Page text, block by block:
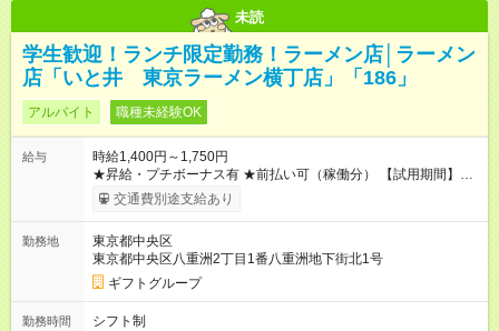
未読
学生歓迎！ランチ限定勤務！ラーメン店│ラーメン
店「いと井 東京ラーメン横丁店」「186」
アルバイト 職種未経験OK
給与
時給1,400円～1,750円
★昇給・プチボーナス有 ★前払い可（稼働分） 【試用期間】試
用期間なし
交通費別途支給あり
勤務地
東京都中央区
東京都中央区八重洲2丁目1番八重洲地下街北1号
ギフトグループ
勤務時間
シフト制